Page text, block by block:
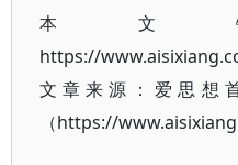
本文
https://
文章来源：爱思想
（https://